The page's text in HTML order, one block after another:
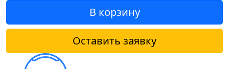
В корзину
Оставить заявку